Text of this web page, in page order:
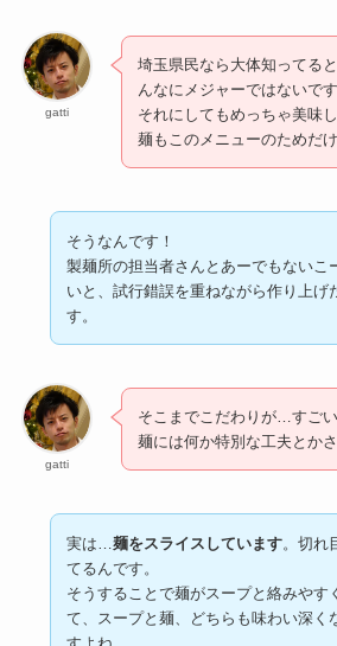
gatti
埼玉県民なら大体知ってる
んなにメジャーではないです
それにしてもめっちゃ美味し
麺もこのメニューのためだ
そうなんです！
製麺所の担当者さんとあーでもないこ
いと、試行錯誤を重ねながら作り上げ
す。
gatti
そこまでこだわりが…すご
麺には何か特別な工夫とか
実は…麺をスライスしています。切れ
てるんです。
そうすることで麺がスープと絡みやす
て、スープと麺、どちらも味わい深く